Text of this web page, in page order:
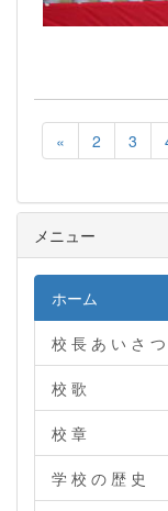
« 2 3
メニュー
ホーム
校 長 あ い さ つ
校 歌
校 章
学 校 の 歴 史